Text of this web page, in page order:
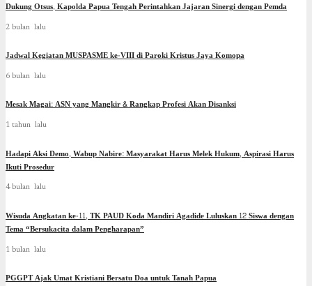
Dukung Otsus, Kapolda Papua Tengah Perintahkan Jajaran Sinergi dengan Pemda
2 bulan lalu
Jadwal Kegiatan MUSPASME ke-VIII di Paroki Kristus Jaya Komopa
6 bulan lalu
Mesak Magai: ASN yang Mangkir & Rangkap Profesi Akan Disanksi
1 tahun lalu
Hadapi Aksi Demo, Wabup Nabire: Masyarakat Harus Melek Hukum, Aspirasi Harus
Ikuti Prosedur
4 bulan lalu
Wisuda Angkatan ke-11, TK PAUD Koda Mandiri Agadide Luluskan 12 Siswa dengan
Tema “Bersukacita dalam Pengharapan”
1 bulan lalu
PGGPT Ajak Umat Kristiani Bersatu Doa untuk Tanah Papua